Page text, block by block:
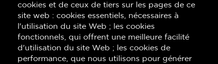
cookies et de ceux de tiers sur les pages de ce
site web : cookies essentiels, nécessaires à
l'utilisation du site Web ; les cookies
fonctionnels, qui offrent une meilleure facilité
d'utilisation du site Web ; les cookies de
performance, que nous utilisons pour générer